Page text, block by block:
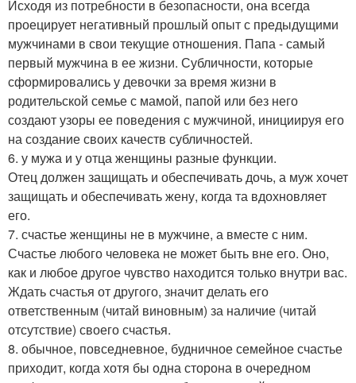
Исходя из потребности в безопасности, она всегда
проецирует негативный прошлый опыт с предыдущими
мужчинами в свои текущие отношения. Папа - самый
первый мужчина в ее жизни. Субличности, которые
сформировались у девочки за время жизни в
родительской семье с мамой, папой или без него
создают узоры ее поведения с мужчиной, инициируя его
на создание своих качеств субличностей.
6. у мужа и у отца женщины разные функции.
Отец должен защищать и обеспечивать дочь, а муж хочет
защищать и обеспечивать жену, когда та вдохновляет
его.
7. счастье женщины не в мужчине, а вместе с ним.
Счастье любого человека не может быть вне его. Оно,
как и любое другое чувство находится только внутри вас.
Ждать счастья от другого, значит делать его
ответственным (читай виновным) за наличие (читай
отсутствие) своего счастья.
8. обычное, повседневное, будничное семейное счастье
приходит, когда хотя бы одна сторона в очередном